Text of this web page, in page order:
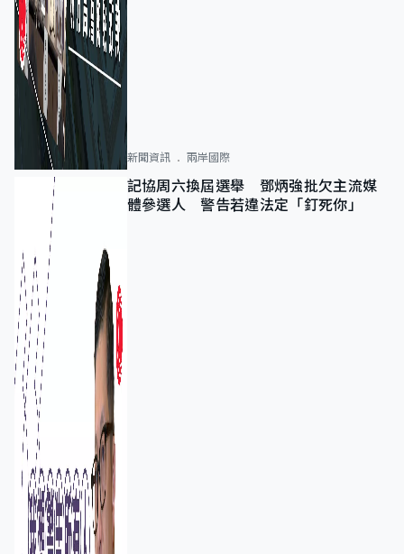
新聞資訊 兩岸國際
記協周六換屆選舉 鄧炳強批欠主流媒
體參選人 警告若違法定「釘死你」